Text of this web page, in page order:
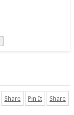
Share Pin It Share